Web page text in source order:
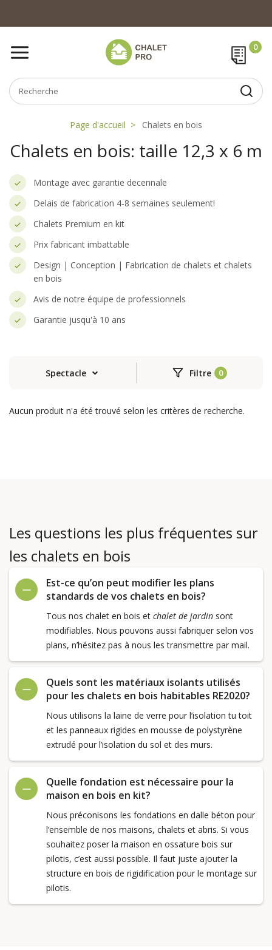
Page d'accueil Chalets en bois
Chalets en bois: taille 12,3 x 6 m
Montage avec garantie decennale
Delais de fabrication 4-8 semaines seulement!
Chalets Premium en kit
Prix fabricant imbattable
Design | Conception | Fabrication de chalets et chalets
en bois
Avis de notre équipe de professionnels
Garantie jusqu'à 10 ans
Spectacle Filtre
Aucun produit n'a été trouvé selon les critères de recherche.
Les questions les plus fréquentes sur
les chalets en bois
Est-ce qu’on peut modifier les plans
standards de vos chalets en bois?
Tous nos chalet en bois et chalet de jardinsont
modifiables. Nous pouvons aussi fabriquer selon vos
plans, n’hésitez pas à nous les transmettre par mail.
Quels sont les matériaux isolants utilisés
pour les chalets en bois habitables RE2020?
Nous utilisons la laine de verre pour l’isolation tu toit
et les panneaux rigides en mousse de polystyrène
extrudé pour l’isolation du sol et des murs.
Quelle fondation est nécessaire pour la
maison en bois en kit?
Nous préconisons les fondations en dalle béton pour
l’ensemble de nos maisons, chalets et abris. Si vous
souhaitez poser la maison en ossature bois sur
pilotis, c’est aussi possible. Il faut juste ajouter la
structure en bois de rigidification pour le montage sur
pilotis.